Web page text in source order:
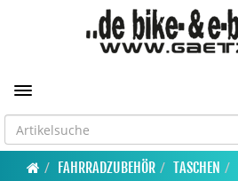
Toggle navigation
FAHRRADZUBEHÖR TASCHEN